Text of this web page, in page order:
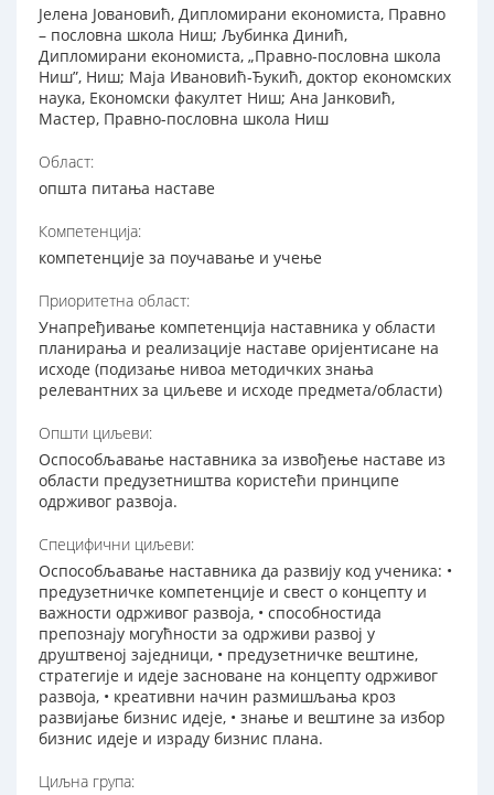
Јелена Јовановић, Дипломирани економиста, Правно
– пословна школа Ниш; Љубинка Динић,
Дипломирани економиста, „Правно-пословна школа
Ниш”, Ниш; Маја Ивановић-Ђукић, доктор економских
наука, Економски факултет Ниш; Aна Јанковић,
Mастер, Правно-пословна школа Ниш
Област:
општа питања наставе
Компетенција:
компетенције за поучавање и учење
Приоритетна област:
Унапређивање компетенција наставника у области
планирања и реализације наставе оријентисане на
исходе (подизање нивоа методичких знања
релевантних за циљеве и исходе предмета/области)
Општи циљеви:
Оспособљавање наставника за извођење наставе из
области предузетништва користећи принципе
одрживог развоја.
Специфични циљеви:
Оспособљавање наставника да развију код ученика: •
предузетничке компетенције и свест о концепту и
важности одрживог развоја, • способностида
препознају могућности за одрживи развој у
друштвеној заједници, • предузетничке вештине,
стратегије и идеје засноване на концепту одрживог
развоја, • креативни начин размишљања кроз
развијање бизнис идеје, • знање и вештине за избор
бизнис идеје и израду бизнис плана.
Циљна група: